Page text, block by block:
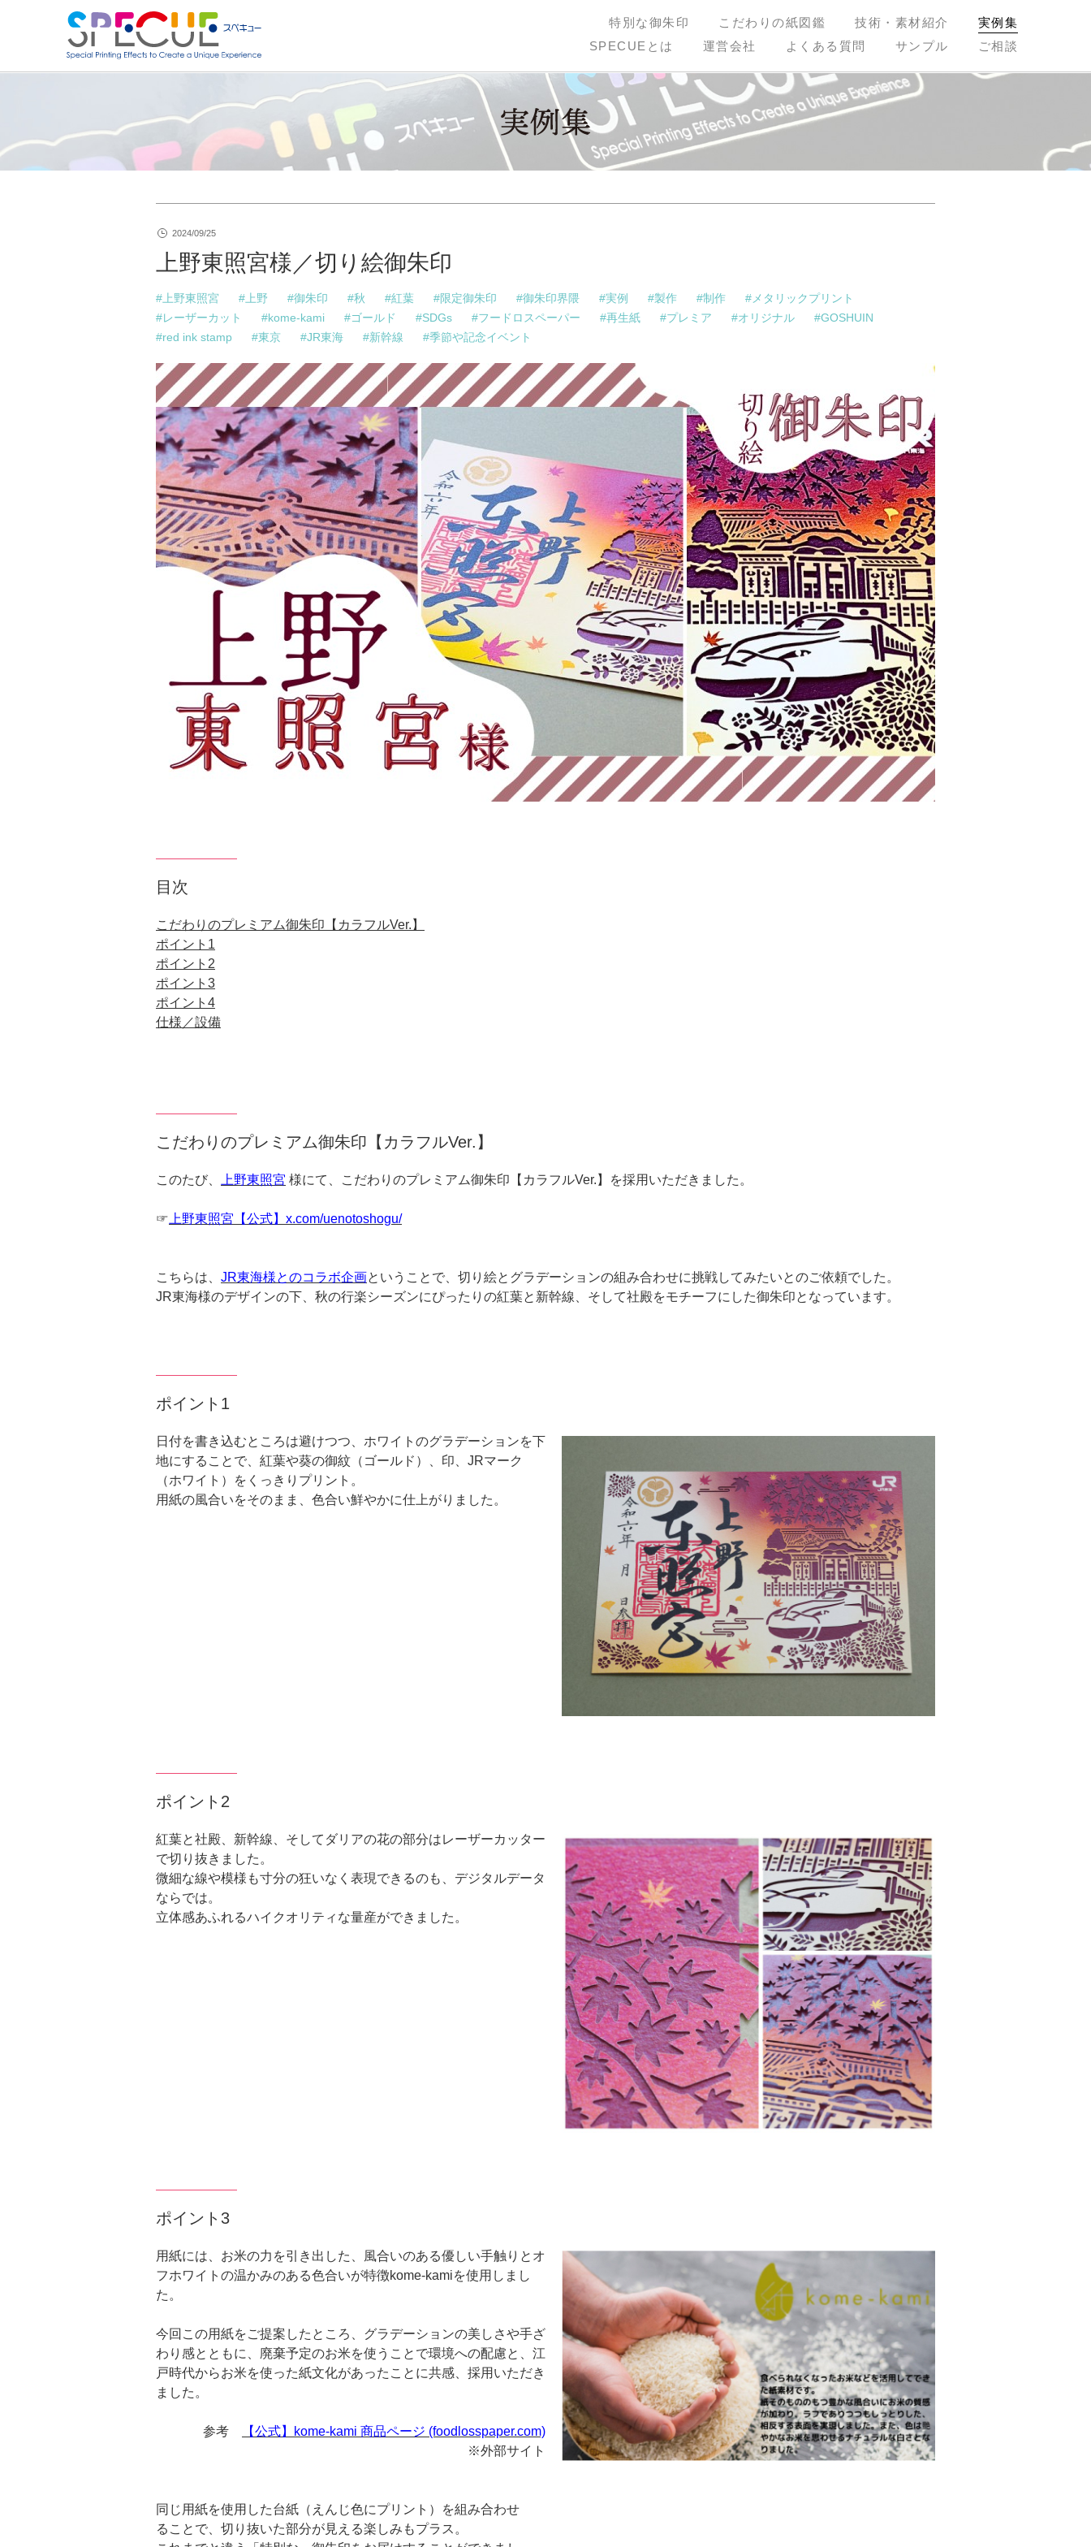
特別な御朱印 こだわりの紙図鑑 技術・素材紹介
実例集
SPECUEとは
運営会社 よくある質問 サンプル ご相談
2024/09/25
上野東照宮様／切り絵御朱印
上野東照宮 上野 御朱印 秋 紅葉 限定御朱印 御朱印界隈 実例 製作 制作
メタリックプリント
レーザーカット
kome-kami ゴールド SDGs フードロスペーパー 再生紙 プレミア オリジナル
GOSHUIN
red ink stamp
東京 JR東海 新幹線 季節や記念イベント
目次
こだわりのプレミアム御朱印【カラフルVer.】
ポイント1
ポイント2
ポイント3
ポイント4
仕様／設備
こだわりのプレミアム御朱印【カラフルVer.】
このたび、 上野東照宮 様にて、こだわりのプレミアム御朱印【カラフルVer.】を採用いただきました。
☞ 上野東照宮【公式】x.com/uenotoshogu/
こちらは、 JR東海様とのコラボ企画ということで、切り絵とグラデーションの組み合わせに挑戦してみたいとのご依頼でした。
JR東海様のデザインの下、秋の行楽シーズンにぴったりの紅葉と新幹線、そして社殿をモチーフにした御朱印となっています。
ポイント1
日付を書き込むところは避けつつ、ホワイトのグラデーションを下
地にすることで、紅葉や葵の御紋（ゴールド）、印、JRマーク
（ホワイト）をくっきりプリント。
用紙の風合いをそのまま、色合い鮮やかに仕上がりました。
ポイント2
紅葉と社殿、新幹線、そしてダリアの花の部分はレーザーカッター
で切り抜きました。
微細な線や模様も寸分の狂いなく表現できるのも、デジタルデータ
ならでは。
立体感あふれるハイクオリティな量産ができました。
ポイント3
用紙には、お米の力を引き出した、風合いのある優しい手触りとオ
フホワイトの温かみのある色合いが特徴kome-kamiを使用しまし
た。
今回この用紙をご提案したところ、グラデーションの美しさや手ざ
わり感とともに、廃棄予定のお米を使うことで環境への配慮と、江
戸時代からお米を使った紙文化があったことに共感、採用いただき
ました。
参考
【公式】kome-kami 商品ページ (foodlosspaper.com)
※外部サイト
同じ用紙を使用した台紙（えんじ色にプリント）を組み合わせ
ることで、切り抜いた部分が見える楽しみもプラス。